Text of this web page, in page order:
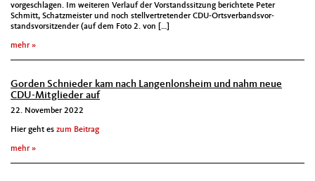
vorgeschla­gen. Im weit­eren Ver­lauf der Vor­standssitzung berichtete Peter
Schmitt, Schatzmeis­ter und noch stel­lvertre­tender CDU-Ortsver­bandsvor­
standsvor­sitzen­der (auf dem Foto 2. von […]
mehr
Gorden Schnieder kam nach Langenlonsheim und nahm neue
CDU-Mitglieder auf
22. November 2022
Hier geht es zum Beitrag
mehr